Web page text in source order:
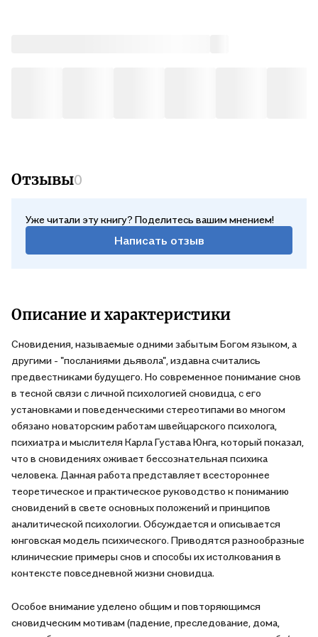
Отзывы0
Уже читали эту книгу? Поделитесь вашим мнением!
Написать отзыв
Описание и характеристики
Сновидения, называемые одними забытым Богом языком, а
другими - "посланиями дьявола", издавна считались
предвестниками будущего. Но современное понимание снов
в тесной связи с личной психологией сновидца, с его
установками и поведенческими стереотипами во многом
обязано новаторским работам швейцарского психолога,
психиатра и мыслителя Карла Густава Юнга, который показал,
что в сновидениях оживает бессознательная психика
человека. Данная работа представляет всестороннее
теоретическое и практическое руководство к пониманию
сновидений в свете основных положений и принципов
аналитической психологии. Обсуждается и описывается
юнговская модель психического. Приводятся разнообразные
клинические примеры снов и способы их истолкования в
контексте повседневной жизни сновидца.
Особое внимание уделено общим и повторяющимся
сновидческим мотивам (падение, преследование, дома,